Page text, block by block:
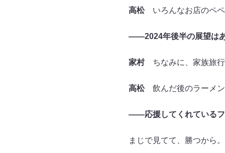
高松いろんなお店のペペ
――2024年後半の展望は
家村ちなみに、家族旅行
高松飲んだ後のラーメン
――応援してくれているフ
まじで見てて、勝つから。